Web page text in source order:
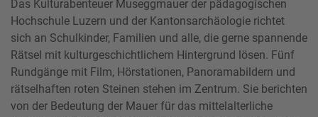
Das Kulturabenteuer Museggmauer der pädagogischen
Hochschule Luzern und der Kantonsarchäologie richtet
sich an Schulkinder, Familien und alle, die gerne spannende
Rätsel mit kulturgeschichtlichem Hintergrund lösen. Fünf
Rundgänge mit Film, Hörstationen, Panoramabildern und
rätselhaften roten Steinen stehen im Zentrum. Sie berichten
von der Bedeutung der Mauer für das mittelalterliche